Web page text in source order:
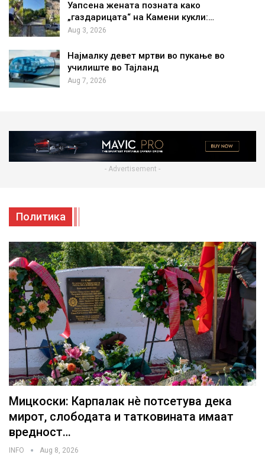
Уапсена жената позната како
„газдарицата“ на Камени кукли:…
Aug 3, 2026
Најмалку девет мртви во пукање во
училиште во Тајланд
Aug 7, 2026
- Advertisement -
Политика
Мицкоски: Карпалак нè потсетува дека
мирот, слободата и татковината имаат
вредност…
INFO Aug 8, 2026